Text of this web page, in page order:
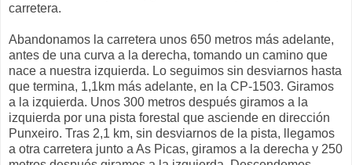
carretera.
Abandonamos la carretera unos 650 metros más adelante,
antes de una curva a la derecha, tomando un camino que
nace a nuestra izquierda. Lo seguimos sin desviarnos hasta
que termina, 1,1km más adelante, en la CP-1503. Giramos
a la izquierda. Unos 300 metros después giramos a la
izquierda por una pista forestal que asciende en dirección
Punxeiro. Tras 2,1 km, sin desviarnos de la pista, llegamos
a otra carretera junto a As Picas, giramos a la derecha y 250